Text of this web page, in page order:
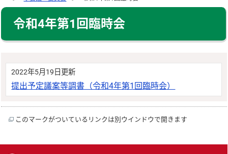
令和4年第1回臨時会
2022年5月19日更新
提出予定議案等調書（令和4年第1回臨時会）
このマークがついているリンクは別ウインドウで開きます